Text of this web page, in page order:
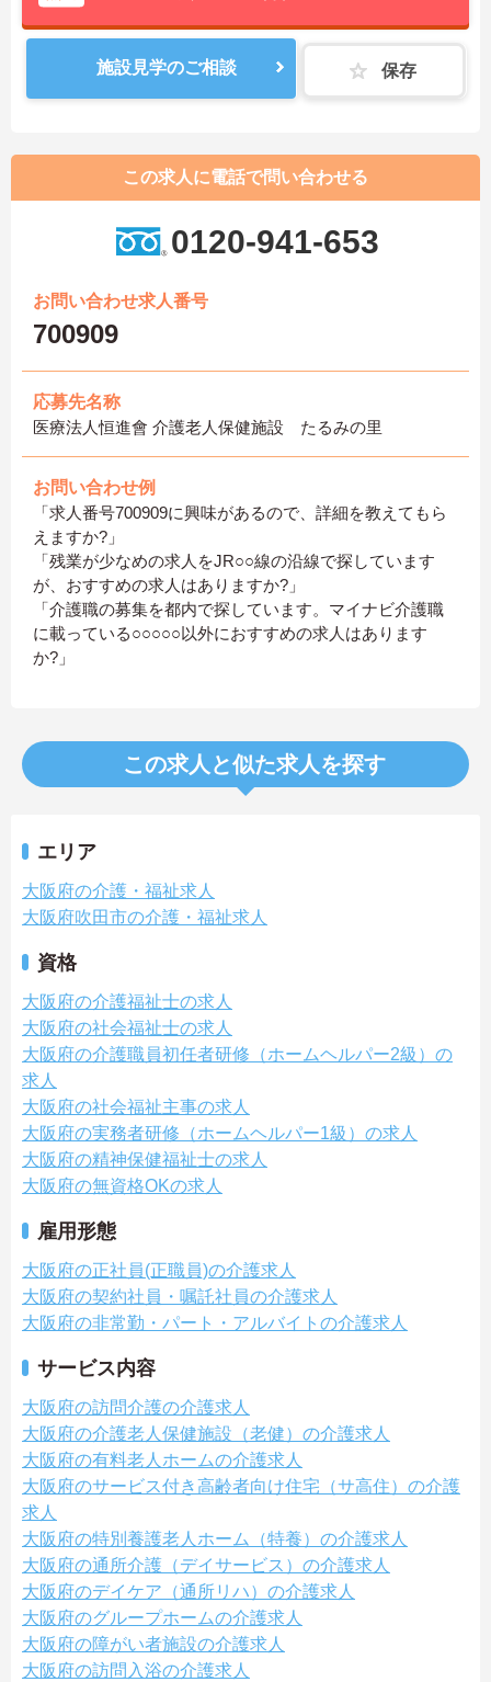
施設見学のご相談 保存
この求人に電話で問い合わせる
0120-941-653
お問い合わせ求人番号
700909
応募先名称
医療法人恒進會 介護老人保健施設 たるみの里
お問い合わせ例
「求人番号700909に興味があるので、詳細を教えてもら
えますか?」
「残業が少なめの求人をJR○○線の沿線で探しています
が、おすすめの求人はありますか?」
「介護職の募集を都内で探しています。マイナビ介護職
に載っている○○○○○以外におすすめの求人はあります
か?」
この求人と似た求人を探す
エリア
大阪府の介護・福祉求人
大阪府吹田市の介護・福祉求人
資格
大阪府の介護福祉士の求人
大阪府の社会福祉士の求人
大阪府の介護職員初任者研修（ホームヘルパー2級）の
求人
大阪府の社会福祉主事の求人
大阪府の実務者研修（ホームヘルパー1級）の求人
大阪府の精神保健福祉士の求人
大阪府の無資格OKの求人
雇用形態
大阪府の正社員(正職員)の介護求人
大阪府の契約社員・嘱託社員の介護求人
大阪府の非常勤・パート・アルバイトの介護求人
サービス内容
大阪府の訪問介護の介護求人
大阪府の介護老人保健施設（老健）の介護求人
大阪府の有料老人ホームの介護求人
大阪府のサービス付き高齢者向け住宅（サ高住）の介護
求人
大阪府の特別養護老人ホーム（特養）の介護求人
大阪府の通所介護（デイサービス）の介護求人
大阪府のデイケア（通所リハ）の介護求人
大阪府のグループホームの介護求人
大阪府の障がい者施設の介護求人
大阪府の訪問入浴の介護求人